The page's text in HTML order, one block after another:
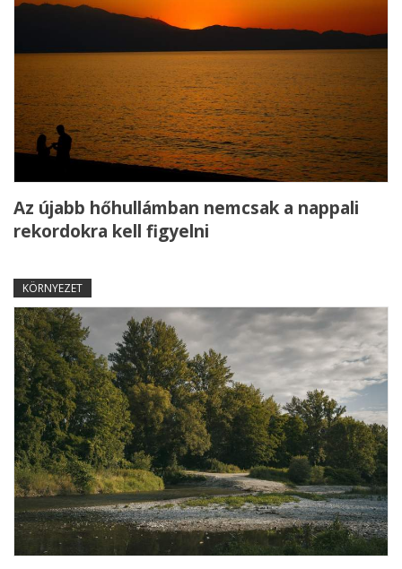
Az újabb hőhullámban nemcsak a nappali
rekordokra kell figyelni
KÖRNYEZET